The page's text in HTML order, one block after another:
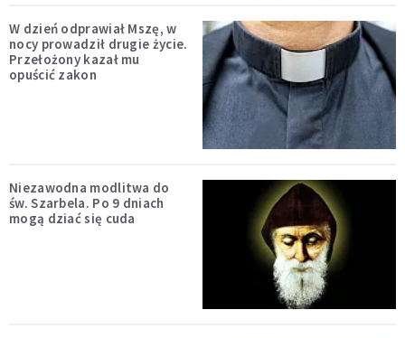
W dzień odprawiał Mszę, w
nocy prowadził drugie życie.
Przełożony kazał mu
opuścić zakon
Niezawodna modlitwa do
św. Szarbela. Po 9 dniach
mogą dziać się cuda